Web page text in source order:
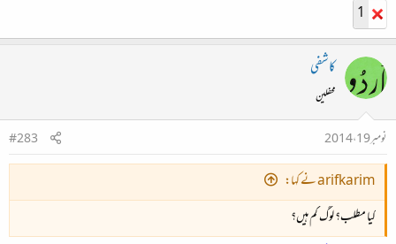
1
کاشفی
محفلین
نومبر 19، 2014
#283
arifkarim نے کہا:
کیا مطلب؟ لوگ کم ہیں؟